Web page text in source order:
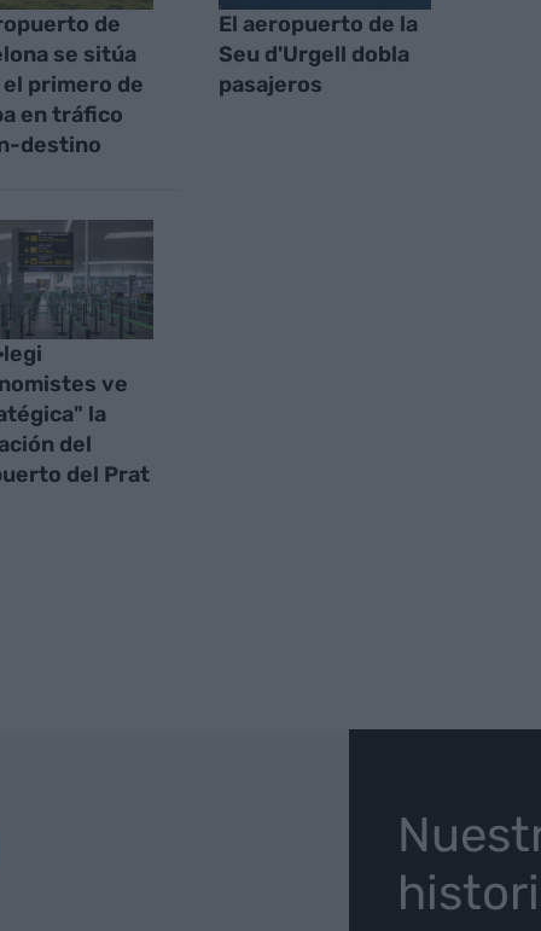
de
se sitúa
el primero de
en tráfico
destino
El aeropuerto de la
Seu d'Urgell dobla
pasajeros
ve
la
del
del Prat